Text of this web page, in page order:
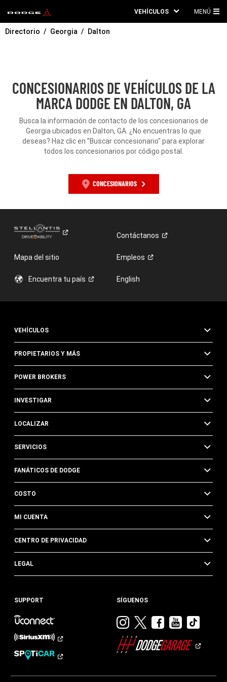
VEHÍCULOS MENÚ
Directorio Georgia Dalton
CONCESIONARIOS DE VEHÍCULOS DE LA
MARCA DODGE EN DALTON, GA
Busca la información de contacto de los concesionarios de
Georgia ubicados en Dalton, GA. ¿No encuentras lo que
deseas? Haz clic en "Buscar concesionario" para explorar
todos los concesionarios por código postal.
CONCESIONARIOS
Contáctanos
Mapa del sitio Empleos
Encuentra tu país English
VEHÍCULOS
PROPIETARIOS Y MÁS
POWER BROKERS
INVESTIGAR
LOCALIZAR
SERVICIOS
FANÁTICOS DE DODGE
COSTO
MI CUENTA
CENTRO DE PRIVACIDAD
LEGAL
SUPPORT SÍGUENOS
Visitar
Dodge
en
Visitar
en
Visitar
en
Visitar
en en